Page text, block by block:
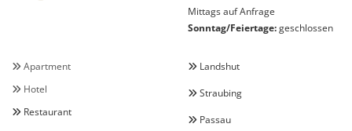
Mittags auf Anfrage
Sonntag/Feiertage:geschlossen
 Apartment
 Hotel
 Restaurant
 Landshut
 Straubing
 Passau